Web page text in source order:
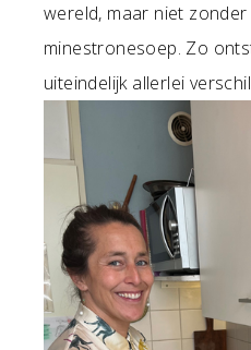
wereld, maar niet
minestronesoep. Zo
uiteindelijk allerlei